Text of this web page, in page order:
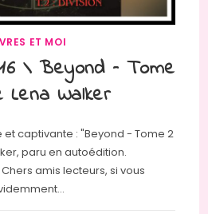
ET MOI
\ Beyond – Tome
Walker
et captivante : "Beyond - Tome 2
paru en autoédition.
: Chers amis lecteurs, si vous